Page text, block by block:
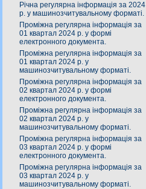
Річна регулярна інформація за 2024
р. у машинозчитувальному форматі.
Проміжна регулярна інформація за
01 квартал 2024 р. у формі
електронного документа.
Проміжна регулярна інформація за
01 квартал 2024 р. у
машинозчитувальному форматі.
Проміжна регулярна інформація за
02 квартал 2024 р. у формі
електронного документа.
Проміжна регулярна інформація за
02 квартал 2024 р. у
машинозчитувальному форматі.
Проміжна регулярна інформація за
03 квартал 2024 р. у формі
електронного документа.
Проміжна регулярна інформація за
03 квартал 2024 р. у
машинозчитувальному форматі.